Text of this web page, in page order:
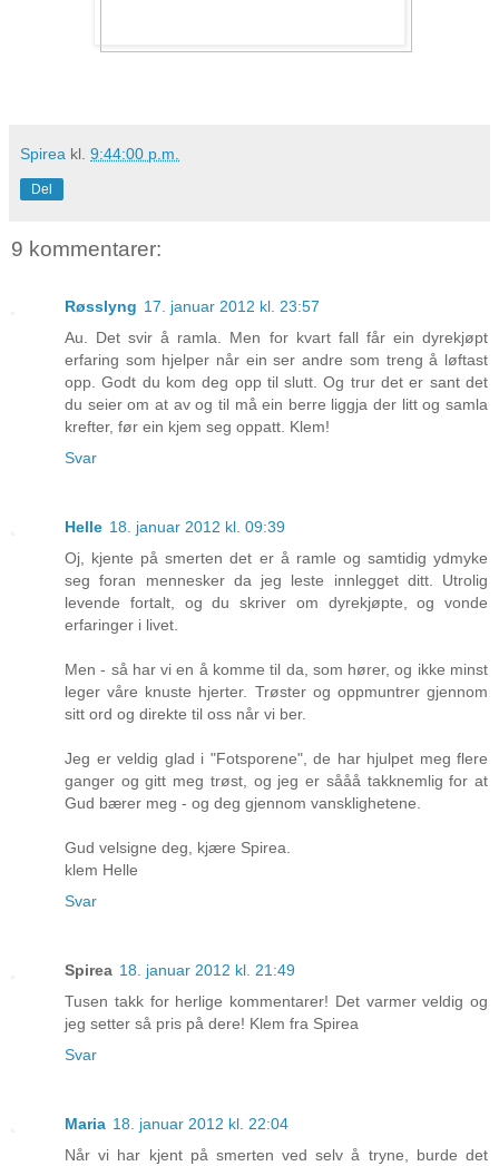
Spirea kl. 9:44:00 p.m.
Del
9 kommentarer:
Røsslyng 17. januar 2012 kl. 23:57
Au. Det svir å ramla. Men for kvart fall får ein dyrekjøpt
erfaring som hjelper når ein ser andre som treng å løftast
opp. Godt du kom deg opp til slutt. Og trur det er sant det
du seier om at av og til må ein berre liggja der litt og samla
krefter, før ein kjem seg oppatt. Klem!
Svar
Helle 18. januar 2012 kl. 09:39
Oj, kjente på smerten det er å ramle og samtidig ydmyke
seg foran mennesker da jeg leste innlegget ditt. Utrolig
levende fortalt, og du skriver om dyrekjøpte, og vonde
erfaringer i livet.
Men - så har vi en å komme til da, som hører, og ikke minst
leger våre knuste hjerter. Trøster og oppmuntrer gjennom
sitt ord og direkte til oss når vi ber.
Jeg er veldig glad i "Fotsporene", de har hjulpet meg flere
ganger og gitt meg trøst, og jeg er sååå takknemlig for at
Gud bærer meg - og deg gjennom vansklighetene.
Gud velsigne deg, kjære Spirea.
klem Helle
Svar
Spirea 18. januar 2012 kl. 21:49
Tusen takk for herlige kommentarer! Det varmer veldig og
jeg setter så pris på dere! Klem fra Spirea
Svar
Maria 18. januar 2012 kl. 22:04
Når vi har kjent på smerten ved selv å tryne, burde det